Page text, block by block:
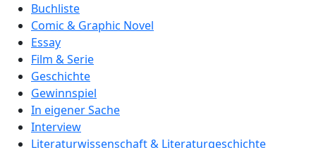
Buchliste
Comic & Graphic Novel
Essay
Film & Serie
Geschichte
Gewinnspiel
In eigener Sache
Interview
Literaturwissenschaft & Literaturgeschichte